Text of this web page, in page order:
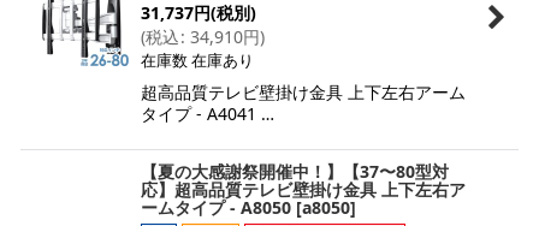
31,737円(税別)
(税込: 34,910円)
在庫数 在庫あり
超高品質テレビ壁掛け金具 上下左右アーム
タイプ - A4041 …
【夏の大感謝祭開催中！】【37〜80型対
応】超高品質テレビ壁掛け金具 上下左右ア
ームタイプ - A8050 [a8050]